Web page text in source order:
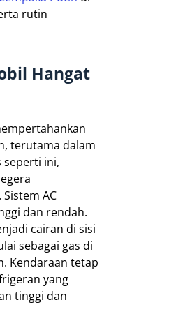
rutin
Hangat
terutama dalam
seperti ini,
AC
dan rendah.
cairan di sisi
sebagai gas di
Kendaraan tetap
yang
tinggi dan